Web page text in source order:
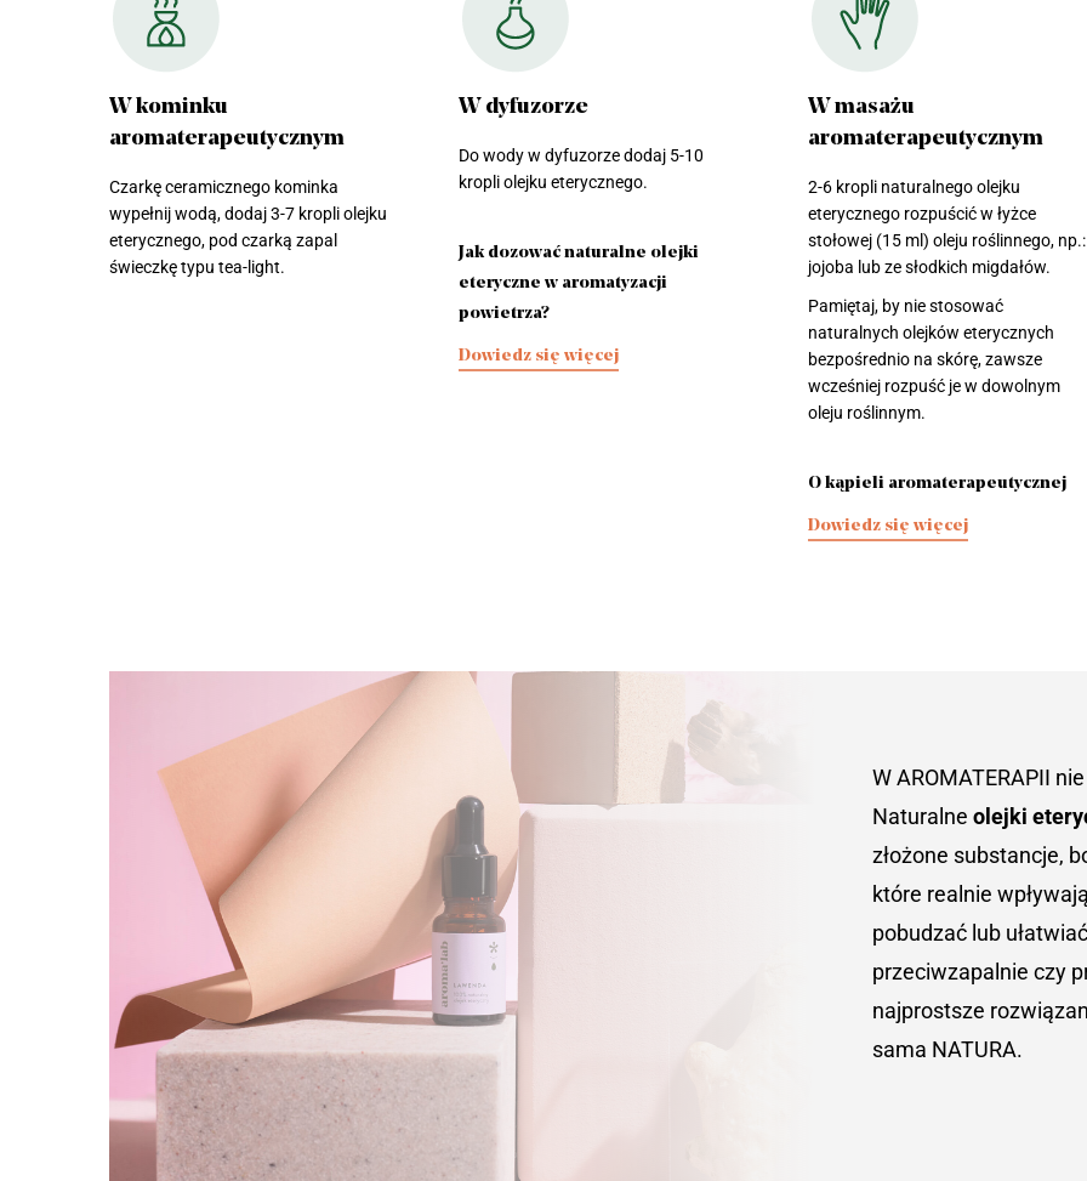
W kominku
aromaterapeutycznym
Czarkę ceramicznego kominka
wypełnij wodą, dodaj 3-7 kropli olejku
eterycznego, pod czarką zapal
świeczkę typu tea-light.
W dyfuzorze
Do wody w dyfuzorze dodaj 5-10
kropli olejku eterycznego.
Jak dozować naturalne olejki
eteryczne w aromatyzacji
powietrza?
Dowiedz się więcej
W masażu
aromaterapeutycznym
2-6 kropli naturalnego olejku
eterycznego rozpuścić w łyżce
stołowej (15 ml) oleju roślinnego, np.:
jojoba lub ze słodkich migdałów.
Pamiętaj, by nie stosować
naturalnych olejków eterycznych
bezpośrednio na skórę, zawsze
wcześniej rozpuść je w dowolnym
oleju roślinnym.
O kąpieli aromaterapeutycznej
Dowiedz się więcej
W AROMATERAPII
Naturalne olejki
złożone substancje,
które realnie
pobudzać lub
przeciwzapalnie czy
najprostsze
sama NATURA.